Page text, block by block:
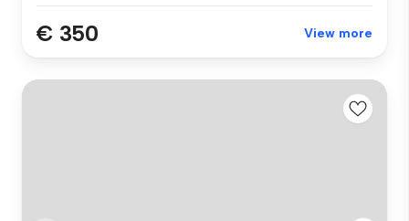
€ 350 View more